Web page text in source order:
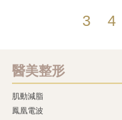
3 4
醫美整形
肌動減脂
鳳凰電波